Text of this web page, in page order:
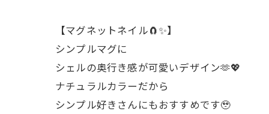
【マグネットネイル🧲✨】
シンプルマグに
シェルの奥行き感が可愛いデザイン🫶💖
ナチュラルカラーだから
シンプル好きさんにもおすすめです🥹